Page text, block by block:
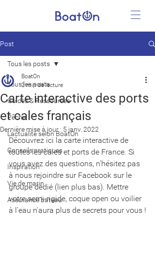
Post
Tous les posts
Guides & Ressources
Pêche
L'actualité selon BoatOn
Conseils pratiques
Inspiration
Vie de marin
Assurance bateau
Tous les posts
Carte interactive des ports
et cales français
BoatOn
2 min de lecture
Dernière mise à jour : 5 janv. 2022
Découvrez ici la carte interactive de
toutes les cales et ports de France. Si
vous avez des questions, n'hésitez pas
à nous rejoindre sur Facebook sur le
groupe dédié (lien plus bas). Mettre
votre semi-rigide, coque open ou voilier
à l'eau n'aura plus de secrets pour vous !